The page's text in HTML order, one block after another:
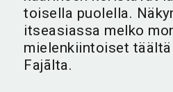
toisella puolella.
itseasiassa melko
mielenkiintoiset täältä
Fajãlta.